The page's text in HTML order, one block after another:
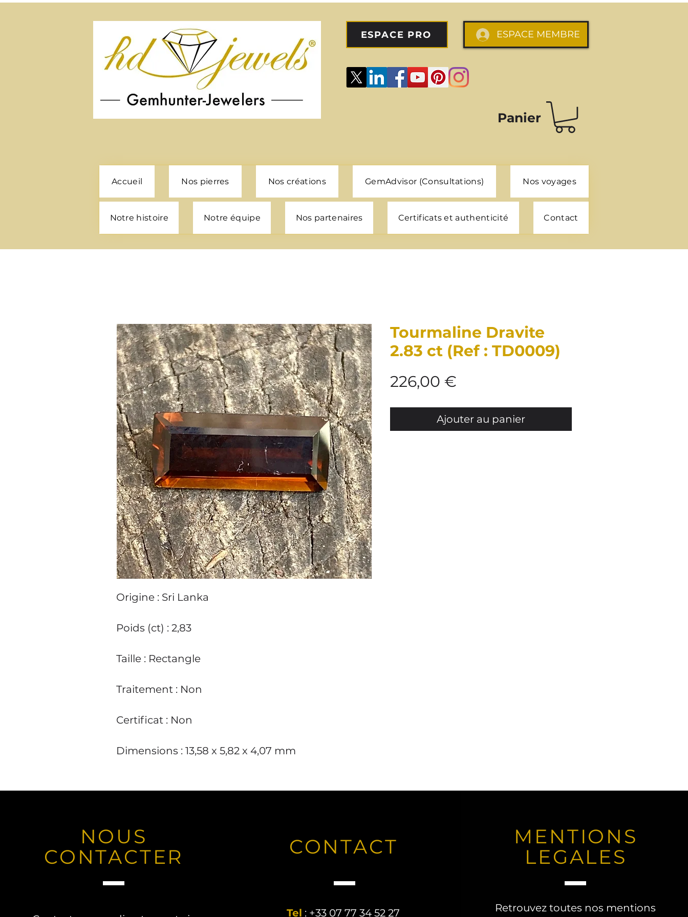
ESPACE PRO ESPACE MEMBRE
Panier
Accueil Nos pierres Nos créations GemAdvisor (Consultations) Nos voyages
Notre histoire Notre équipe Nos partenaires Certificats et authenticité Contact
Origine : Sri Lanka
Poids (ct) : 2,83
Taille : Rectangle
Traitement : Non
Certificat : Non
Dimensions : 13,58 x 5,82 x 4,07 mm
Tourmaline Dravite
2.83 ct (Ref : TD0009)
226,00 €
Ajouter au panier
NOUS
CONTACTER
CONTACT
Tel : +33 07 77 34 52 27
MENTIONS
LEGALES
Retrouvez toutes nos mentions